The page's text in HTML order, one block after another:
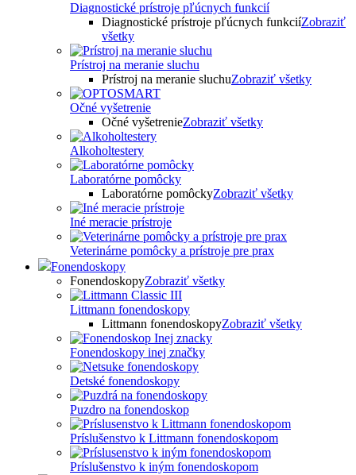
Diagnostické prístroje pľúcnych funkcií
Diagnostické prístroje pľúcnych funkciíZobraziť
všetky
Prístroj na meranie sluchu
Prístroj na meranie sluchuZobraziť všetky
Očné vyšetrenie
Očné vyšetrenieZobraziť všetky
Alkoholtestery
Laboratórne pomôcky
Laboratórne pomôckyZobraziť všetky
Iné meracie prístroje
Veterinárne pomôcky a prístroje pre prax
Fonendoskopy
FonendoskopyZobraziť všetky
Littmann fonendoskopy
Littmann fonendoskopyZobraziť všetky
Fonendoskopy inej značky
Detské fonendoskopy
Puzdro na fonendoskop
Príslušenstvo k Littmann fonendoskopom
Príslušenstvo k iným fonendoskopom